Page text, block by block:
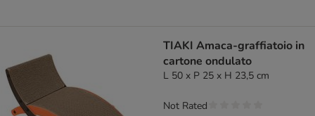
TIAKI Amaca-graffiatoio in
cartone ondulato
L 50 x P 25 x H 23,5 cm
Not Rated